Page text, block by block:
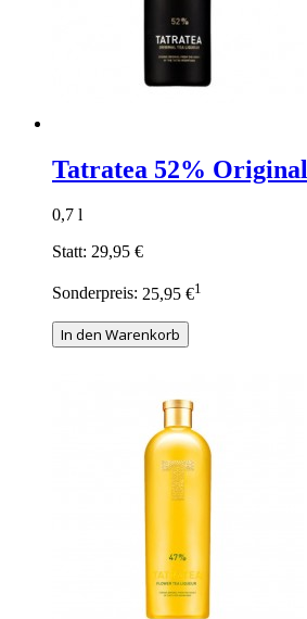
Tatratea 52% Original
0,7 l
Statt: 29,95 €
Sonderpreis: 25,95 €1
In den Warenkorb